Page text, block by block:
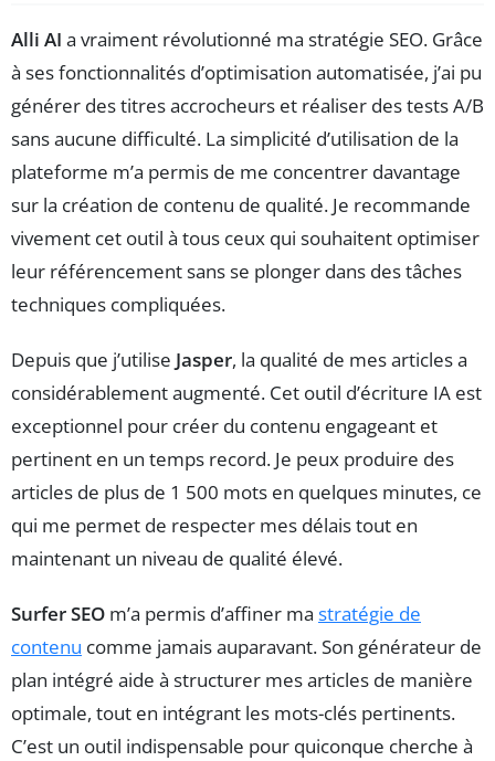
Alli AI a vraiment révolutionné ma stratégie SEO. Grâce
à ses fonctionnalités d’optimisation automatisée, j’ai pu
générer des titres accrocheurs et réaliser des tests A/B
sans aucune difficulté. La simplicité d’utilisation de la
plateforme m’a permis de me concentrer davantage
sur la création de contenu de qualité. Je recommande
vivement cet outil à tous ceux qui souhaitent optimiser
leur référencement sans se plonger dans des tâches
techniques compliquées.
Depuis que j’utilise Jasper, la qualité de mes articles a
considérablement augmenté. Cet outil d’écriture IA est
exceptionnel pour créer du contenu engageant et
pertinent en un temps record. Je peux produire des
articles de plus de 1 500 mots en quelques minutes, ce
qui me permet de respecter mes délais tout en
maintenant un niveau de qualité élevé.
Surfer SEO m’a permis d’affiner ma stratégie de
contenu comme jamais auparavant. Son générateur de
plan intégré aide à structurer mes articles de manière
optimale, tout en intégrant les mots-clés pertinents.
C’est un outil indispensable pour quiconque cherche à